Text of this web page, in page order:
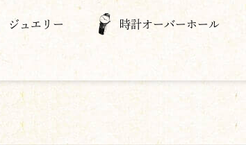
ジュエリー 時計オーバーホール